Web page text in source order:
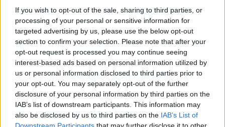
If you wish to opt-out of the sale, sharing to third parties, or
processing of your personal or sensitive information for
targeted advertising by us, please use the below opt-out
section to confirm your selection. Please note that after your
opt-out request is processed you may continue seeing
interest-based ads based on personal information utilized by
us or personal information disclosed to third parties prior to
your opt-out. You may separately opt-out of the further
disclosure of your personal information by third parties on the
IAB’s list of downstream participants. This information may
also be disclosed by us to third parties on the IAB’s List of
Downstream Participants that may further disclose it to other
tarefas inacabadas permanecem ativas na memória e
aumentam a sensação de sobrecarga, enquanto o stress
prolongado pode elevar os níveis de cortisol e
prejudicar o desempenho cognitivo.
Fabiano de Abreu Agrela Rodrigues ressalta que não há
evidências de que o ambiente digital provoque mudanças
genéticas na espécie humana. A adaptação observada,
afirma, ocorre por meio da neuroplasticidade, processo
pelo qual os circuitos neurais se reorganizam em
resposta às experiências.
“Millennium Estoril Open 2026”
regressou ao circuito ATP com
vitória do francês Luca Van Assche
Publicado 2 dias atrás on 07/08/2026